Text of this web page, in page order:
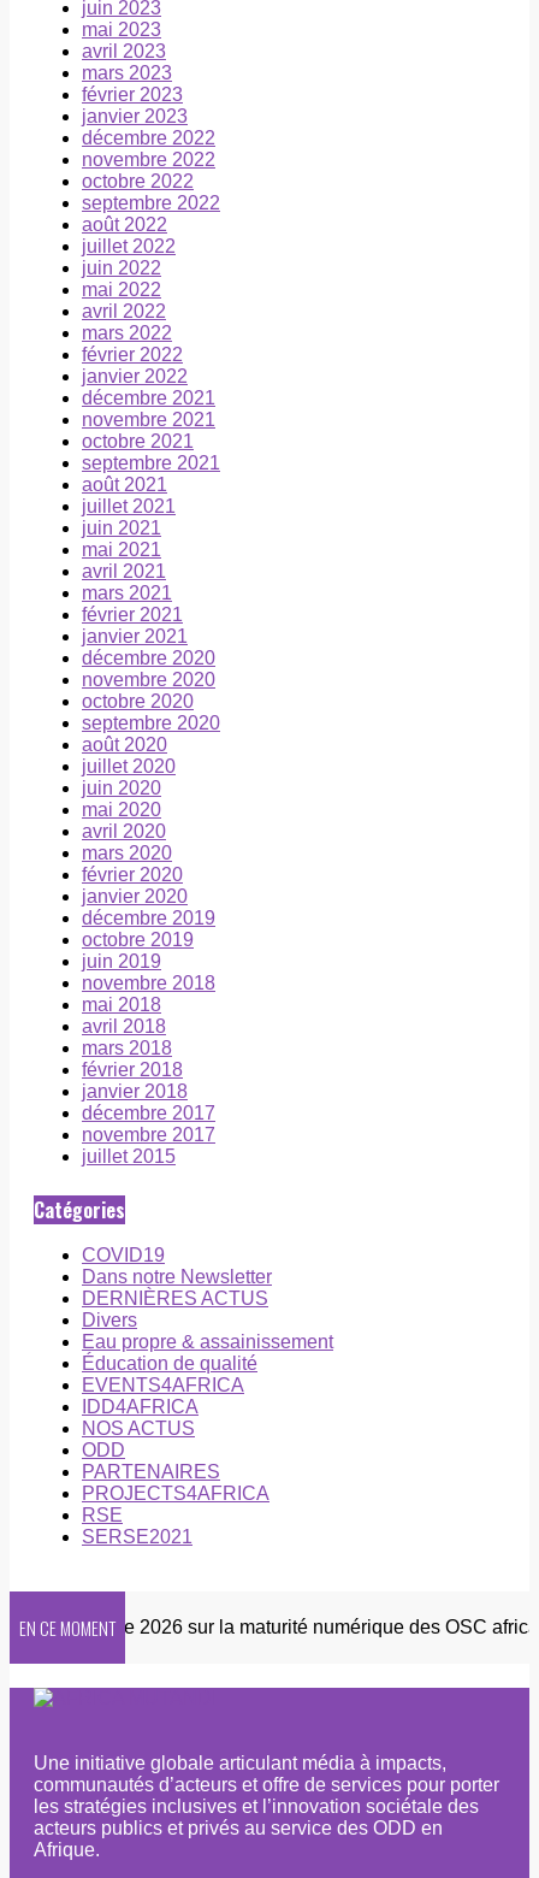
juin 2023
mai 2023
avril 2023
mars 2023
février 2023
janvier 2023
décembre 2022
novembre 2022
octobre 2022
septembre 2022
août 2022
juillet 2022
juin 2022
mai 2022
avril 2022
mars 2022
février 2022
janvier 2022
décembre 2021
novembre 2021
octobre 2021
septembre 2021
août 2021
juillet 2021
juin 2021
mai 2021
avril 2021
mars 2021
février 2021
janvier 2021
décembre 2020
novembre 2020
octobre 2020
septembre 2020
août 2020
juillet 2020
juin 2020
mai 2020
avril 2020
mars 2020
février 2020
janvier 2020
décembre 2019
octobre 2019
juin 2019
novembre 2018
mai 2018
avril 2018
mars 2018
février 2018
janvier 2018
décembre 2017
novembre 2017
juillet 2015
Catégories
COVID19
Dans notre Newsletter
DERNIÈRES ACTUS
Divers
Eau propre & assainissement
Éducation de qualité
EVENTS4AFRICA
IDD4AFRICA
NOS ACTUS
ODD
PARTENAIRES
PROJECTS4AFRICA
RSE
SERSE2021
EN CE MOMENT
Enquête 2026 sur la maturité numérique des OSC
Une initiative globale articulant média à impacts,
communautés d’acteurs et offre de services pour porter
les stratégies inclusives et l’innovation sociétale des
acteurs publics et privés au service des ODD en
Afrique.